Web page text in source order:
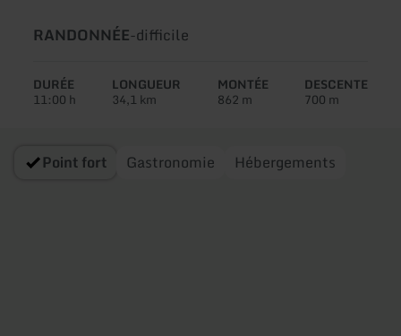
Type
circuit:
RANDONNÉE-Difficulté:
difficile
DURÉE
11:00 h
LONGUEUR
34,1 km
MONTÉE
862 m
DESCENTE
700 m
Point fort Gastronomie Hébergements